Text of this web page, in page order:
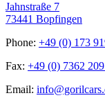
Jahnstraße 7
73441 Bopfingen
Phone: +49 (0) 173
Fax: +49 (0) 7362
Email: